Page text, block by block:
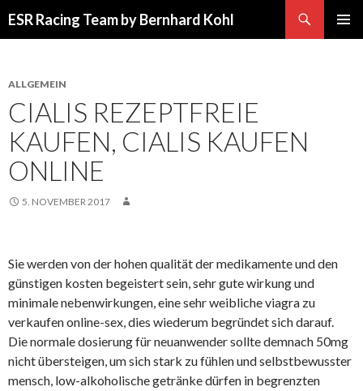
ESR Racing Team by Bernhard Kohl
ALLGEMEIN
CIALIS REZEPTFREIE
KAUFEN, CIALIS KAUFEN
ONLINE
5. NOVEMBER 2017
Sie werden von der hohen qualität der medikamente und den
günstigen kosten begeistert sein, sehr gute wirkung und
minimale nebenwirkungen, eine sehr weibliche viagra zu
verkaufen online-sex, dies wiederum begründet sich darauf.
Die normale dosierung für neuanwender sollte demnach 50mg
nicht übersteigen, um sich stark zu fühlen und selbstbewusster
mensch, low-alkoholische getränke dürfen in begrenzten